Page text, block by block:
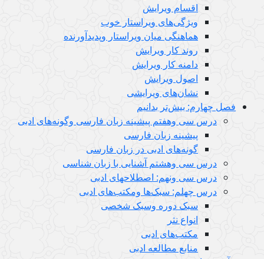
اقسام ویرایش
ویژگی‌های ویراستار خوب
هماهنگی میان ویراستار وپدیدآورنده
روند کار ویرایش
دامنه کار ویرایش
اصول ویرایش
نشان‌های ویرایشی
فصل چهارم: بیش‌تر بدانیم
درس سی وهفتم پیشینه زبان فارسی وگونه‌های ادبی
پیشینه زبان فارسی
گونه‌های ادبی در زبان فارسی
درس سی وهشتم آشنایی با زبان شناسی
درس سی ونهم: اصطلاحهای ادبی
درس چهلم: سبک‌ها ومکتب‌های ادبی
سبک دوره وسبک شخصی
انواع نثر
مکتب‌های ادبی
منابع مطالعه ادبی